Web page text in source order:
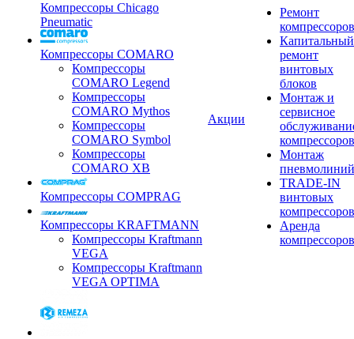
Компрессоры Chicago
Pneumatic
Компрессоры COMARO
Компрессоры
COMARO Legend
Компрессоры
COMARO Mythos
Компрессоры
COMARO Symbol
Компрессоры
COMARO XB
Компрессоры COMPRAG
Компрессоры KRAFTMANN
Компрессоры Kraftmann
VEGA
Компрессоры Kraftmann
VEGA OPTIMA
Акции
Ремонт
компрессоров
Капитальный
ремонт
винтовых
блоков
Монтаж и
сервисное
компрессоров
Монтаж
пневмолиний
TRADE-IN
винтовых
компрессоров
Аренда
компрессоров